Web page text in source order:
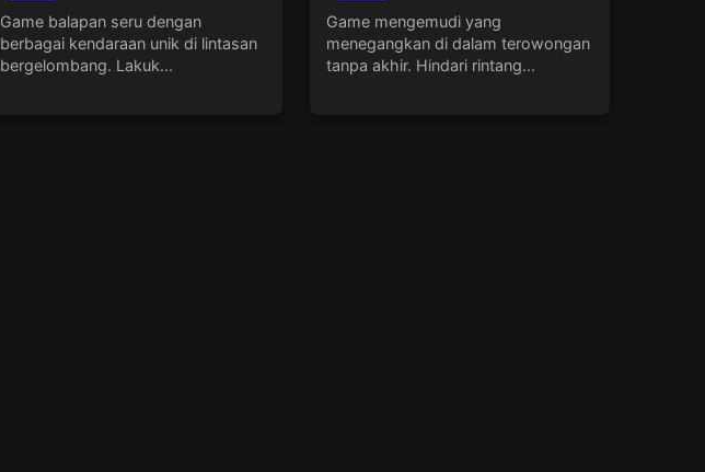
Game balapan seru dengan
berbagai kendaraan unik di lintasan
bergelombang. Lakuk...
Game mengemudi yang
menegangkan di dalam terowongan
tanpa akhir. Hindari rintang...